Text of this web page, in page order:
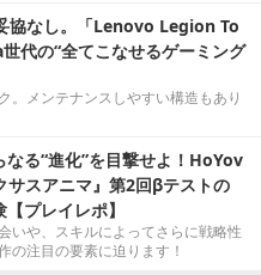
協なし。「Lenovo Legion To
代の“全てこなせるゲーミング
。メンテナンスしやすい構造もあり
なる“進化”を目撃せよ！HoYov
サスアニマ』第2回βテストの
プレイレポ】
いや、スキルによってさらに戦略性
の注目の要素に迫ります！